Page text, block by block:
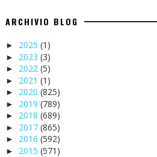
ARCHIVIO BLOG
► 2025 (1)
► 2023 (3)
► 2022 (5)
► 2021 (1)
► 2020 (825)
► 2019 (789)
► 2018 (689)
► 2017 (865)
► 2016 (592)
► 2015 (571)